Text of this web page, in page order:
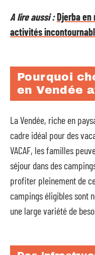
A lire aussi :Djerba
activités
Pourquoi
en Vendée
La Vendée, riche en
cadre idéal pour des
VACAF, les familles
séjour dans des
profiter pleinement de
campings éligibles sont
une large variété de